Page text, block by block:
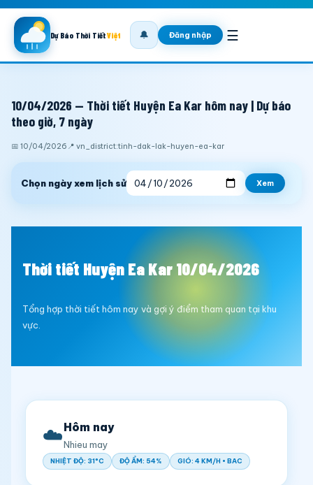
Dự Báo Thời TiếtViệt 🔔 Đăng nhập ☰
10/04/2026 — Thời tiết Huyện Ea Kar hôm nay | Dự báo
theo giờ, 7 ngày
📅 10/04/2026 📍 vn_district:tinh-dak-lak-huyen-ea-kar
Chọn ngày xem lịch sử Xem
Thời tiết Huyện Ea Kar 10/04/2026
Tổng hợp thời tiết hôm nay và gợi ý điểm tham quan tại khu
vực.
☁️Hôm nay
Nhieu may
NHIỆT ĐỘ: 31°C ĐỘ ẨM: 54% GIÓ: 4 KM/H • BAC